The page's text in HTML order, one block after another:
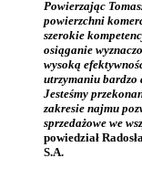
Powierzając
powierzchni
szerokie
osiąganie
wysoką
utrzymaniu bardzo
Jesteśmy
zakresie najmu
sprzedażowe we
powiedział
S.A.